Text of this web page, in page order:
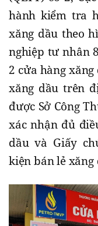
hành kiểm tra
xăng dầu theo
nghiệp tư nhân
2 cửa hàng
xăng dầu trên
được Sở Công
xác nhận đủ
dầu và Giấy
kiện bán lẻ xăng